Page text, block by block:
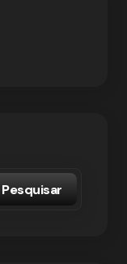
Pesquisar